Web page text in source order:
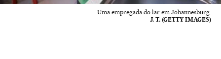
Uma empregada do lar em Johannesburg.
J. T. (GETTY IMAGES)